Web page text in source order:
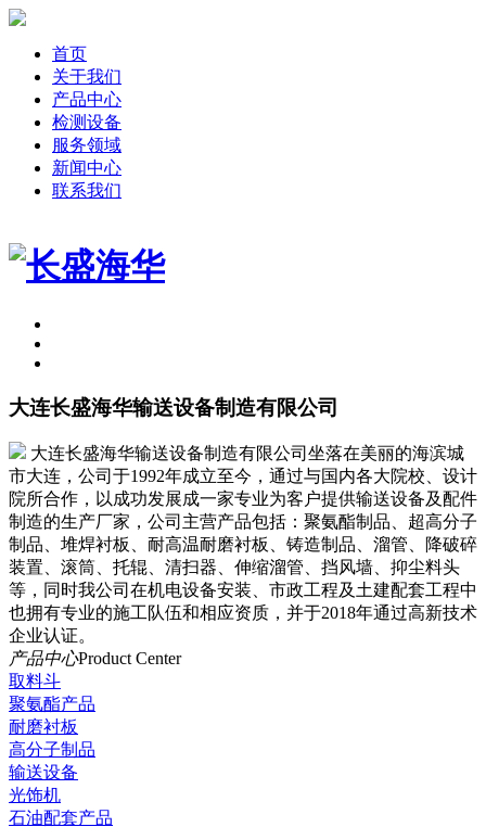
首页
关于我们
产品中心
检测设备
服务领域
新闻中心
联系我们
大连长盛海华输送设备制造有限公司
大连长盛海华输送设备制造有限公司坐落在美丽的海滨城
市大连，公司于1992年成立至今，通过与国内各大院校、设计
院所合作，以成功发展成一家专业为客户提供输送设备及配件
制造的生产厂家，公司主营产品包括：聚氨酯制品、超高分子
制品、堆焊衬板、耐高温耐磨衬板、铸造制品、溜管、降破碎
装置、滚筒、托辊、清扫器、伸缩溜管、挡风墙、抑尘料头
等，同时我公司在机电设备安装、市政工程及土建配套工程中
也拥有专业的施工队伍和相应资质，并于2018年通过高新技术
企业认证。
产品中心Product Center
取料斗
聚氨酯产品
耐磨衬板
高分子制品
输送设备
光饰机
石油配套产品